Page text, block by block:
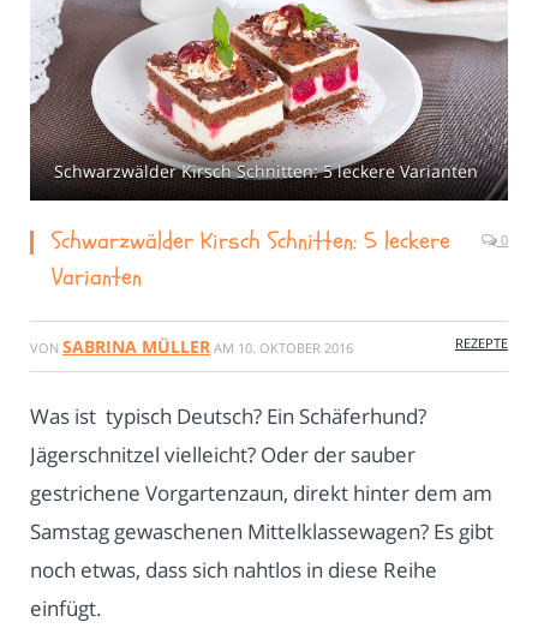
Schwarzwälder Kirsch Schnitten: 5 leckere Varianten
Schwarzwälder Kirsch Schnitten: 5 leckere
Varianten
0
VON SABRINA MÜLLER AM 10. OKTOBER 2016 REZEPTE
Was ist typisch Deutsch? Ein Schäferhund?
Jägerschnitzel vielleicht? Oder der sauber
gestrichene Vorgartenzaun, direkt hinter dem am
Samstag gewaschenen Mittelklassewagen? Es gibt
noch etwas, dass sich nahtlos in diese Reihe
einfügt.